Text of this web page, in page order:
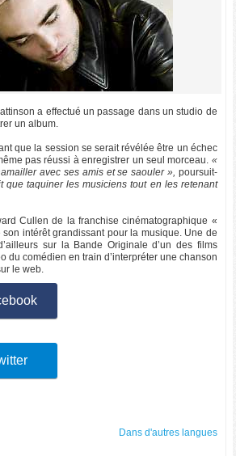
a effectué un passage dans un studio de
un album.
que la session se serait révélée être un échec
pas réussi à enregistrer un seul morceau. «
avec ses amis et se saouler », poursuit-
que taquiner les musiciens tout en les retenant
Cullen de la franchise cinématographique «
intérêt grandissant pour la musique. Une de
sur la Bande Originale d’un des films
du comédien en train d’interpréter une chanson
le web.
Dans d'autres langues